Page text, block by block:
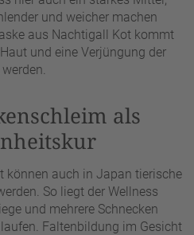
und weicher machen
aus Nachtigall Kot kommt
und eine Verjüngung der
als
können auch in Japan tierische
So liegt der Wellness
und mehrere Schnecken
Faltenbildung im Gesicht